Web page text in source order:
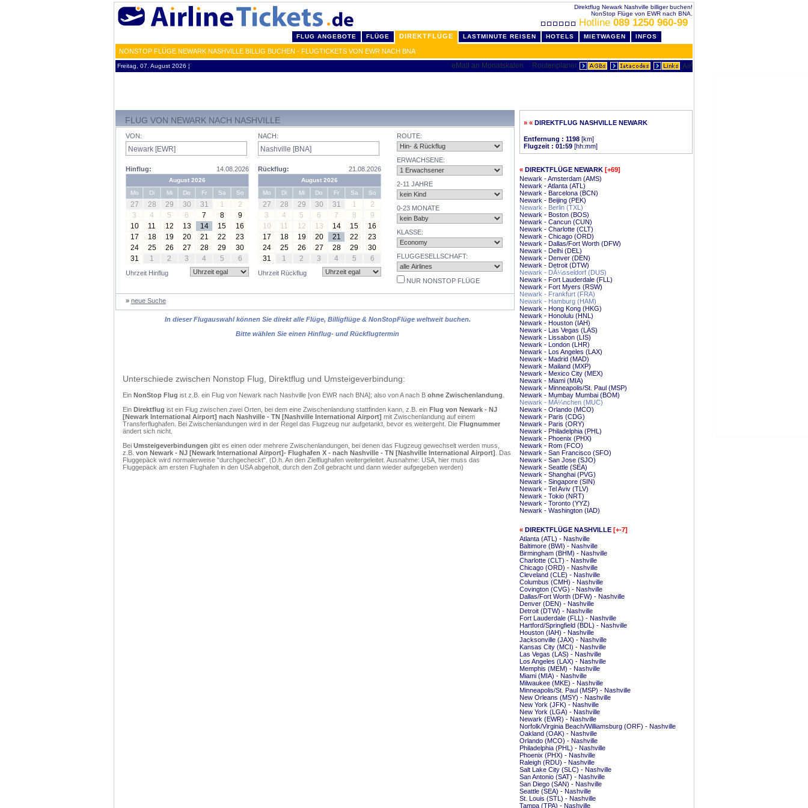
Direktflug Newark Nashville billiger buchen!
NonStop Flüge von EWR nach BNA.
Hotline 089 1250 960-99
FLUG ANGEBOTE FLÜGE DIREKTFLÜGE LASTMINUTE REISEN HOTELS MIETWAGEN INFOS
NONSTOP FLÜGE NEWARK NASHVILLE BILLIG BUCHEN - FLUGTICKETS VON EWR NACH BNA
Freitag, 07. August 2026 ¦
FLUG VON NEWARK NACH NASHVILLE
VON:
Hinflug: 14.08.2026
August 2026
Mo
Di Mi Do Fr Sa So
27 28 29 30 31 1
2
3
4 5 6 7 8
9
10
11 12 13 14 15
16
17
18 19 20 21 22
23
24
25 26 27 28 29
30
31
1 2 3 4 5 6
Uhrzeit Hinflug
NACH:
Rückflug: 21.08.2026
August 2026
Mo
Di Mi Do Fr Sa So
27 28 29 30 31 1
2
3
4 5 6 7 8
9
10
11 12 13 14 15
16
17
18 19 20 21 22
23
24
25 26 27 28 29
30
31
1 2 3 4 5 6
Uhrzeit Rückflug
ROUTE:
ERWACHSENE:
2-11 JAHRE
0-23 MONATE
KLASSE:
FLUGGESELLSCHAFT:
NUR NONSTOP FLÜGE
» neue Suche
In dieser Flugauswahl können Sie direkt alle Flüge, Billigflüge & NonStopFlüge weltweit buchen.
Bitte wählen Sie einen Hinflug- und Rückflugtermin
Unterschiede zwischen Nonstop Flug, Direktflug und Umsteigeverbindung:
Ein NonStop Flug ist z.B. ein Flug von Newark nach Nashville [von EWR nach BNA]; also von A nach B ohne Zwischenlandung
Ein Direktflug ist ein Flug zwischen zwei Orten, bei dem eine Zwischenlandung stattfinden kann, z.B. ein Flug von Newark - NJ
[Newark International Airport] nach Nashville - TN [Nashville International Airport] mit Zwischenlandung auf einem
Transferflughafen. Bei Zwischenlandungen wird in der Regel das Flugzeug nur aufgetankt, bevor es weitergeht. Die Flugnummer
ändert sich nicht.
Bei Umsteigeverbindungen gibt es einen oder mehrere Zwischenlandungen, bei denen das Flugzeug gewechselt werden muss,
z.B. von Newark - NJ [Newark International Airport]- Flughafen X - nach Nashville - TN [Nashville International Airport] . Das
Fluggepäck wird normalerweise "durchgecheckt". (D.h. An den Zielflughafen weitergeleitet. Ausnahme: USA, hier muss das
Fluggepäck am ersten Flughafen in den USA abgeholt, durch den Zoll gebracht und dann wieder aufgegeben werden)
» « DIREKTFLUG NASHVILLE NEWARK
Entfernung : 1198 [km]
Flugzeit : 01:59 [hh:mm]
« DIREKTFLÜGE NEWARK [+69]
Newark - Amsterdam (AMS)
Newark - Atlanta (ATL)
Newark - Barcelona (BCN)
Newark - Beijing (PEK)
Newark - Berlin (TXL)
Newark - Boston (BOS)
Newark - Cancun (CUN)
Newark - Charlotte (CLT)
Newark - Chicago (ORD)
Newark - Dallas/Fort Worth (DFW)
Newark - Delhi (DEL)
Newark - Denver (DEN)
Newark - Detroit (DTW)
Newark - DÃ¼sseldorf (DUS)
Newark - Fort Lauderdale (FLL)
Newark - Fort Myers (RSW)
Newark - Frankfurt (FRA)
Newark - Hamburg (HAM)
Newark - Hong Kong (HKG)
Newark - Honolulu (HNL)
Newark - Houston (IAH)
Newark - Las Vegas (LAS)
Newark - Lissabon (LIS)
Newark - London (LHR)
Newark - Los Angeles (LAX)
Newark - Madrid (MAD)
Newark - Mailand (MXP)
Newark - Mexico City (MEX)
Newark - Miami (MIA)
Newark - Minneapolis/St. Paul (MSP)
Newark - Mumbay Mumbai (BOM)
Newark - MÃ¼nchen (MUC)
Newark - Orlando (MCO)
Newark - Paris (CDG)
Newark - Paris (ORY)
Newark - Philadelphia (PHL)
Newark - Phoenix (PHX)
Newark - Rom (FCO)
Newark - San Francisco (SFO)
Newark - San Jose (SJO)
Newark - Seattle (SEA)
Newark - Shanghai (PVG)
Newark - Singapore (SIN)
Newark - Tel Aviv (TLV)
Newark - Tokio (NRT)
Newark - Toronto (YYZ)
Newark - Washington (IAD)
« DIREKTFLÜGE NASHVILLE [+-7]
Atlanta (ATL) - Nashville
Baltimore (BWI) - Nashville
Birmingham (BHM) - Nashville
Charlotte (CLT) - Nashville
Chicago (ORD) - Nashville
Cleveland (CLE) - Nashville
Columbus (CMH) - Nashville
Covington (CVG) - Nashville
Dallas/Fort Worth (DFW) - Nashville
Denver (DEN) - Nashville
Detroit (DTW) - Nashville
Fort Lauderdale (FLL) - Nashville
Hartford/Springfield (BDL) - Nashville
Houston (IAH) - Nashville
Jacksonville (JAX) - Nashville
Kansas City (MCI) - Nashville
Las Vegas (LAS) - Nashville
Los Angeles (LAX) - Nashville
Memphis (MEM) - Nashville
Miami (MIA) - Nashville
Milwaukee (MKE) - Nashville
Minneapolis/St. Paul (MSP) - Nashville
New Orleans (MSY) - Nashville
New York (JFK) - Nashville
New York (LGA) - Nashville
Newark (EWR) - Nashville
Norfolk/Virginia Beach/Williamsburg (ORF) - Nashville
Oakland (OAK) - Nashville
Orlando (MCO) - Nashville
Philadelphia (PHL) - Nashville
Phoenix (PHX) - Nashville
Raleigh (RDU) - Nashville
Salt Lake City (SLC) - Nashville
San Antonio (SAT) - Nashville
San Diego (SAN) - Nashville
Seattle (SEA) - Nashville
St. Louis (STL) - Nashville
Tampa (TPA) - Nashville